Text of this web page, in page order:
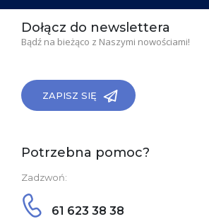
Dołącz do newslettera
Bądź na bieżąco z Naszymi nowościami!
ZAPISZ SIĘ
Potrzebna pomoc?
Zadzwoń:
61 623 38 38